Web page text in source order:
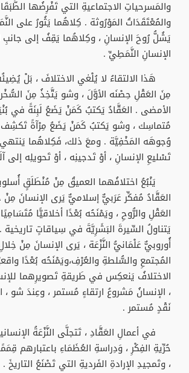
والمَسرحياتِ الاجتماعيةِ التي تَفْرِضُها
والمُعْتَقَدَاتُ المَوْرُوثة . كِلاهُما يَثُورُ على
يَشُلُّ رُوحَ الإنسانِ ، وكِلاهُما يَقِفُ إلى جانبِ
الإنسانِ النَّمَطِيِّ .
هَذا الالتقاءُ لا يُلْغي الاختلافَ ، بَلْ
مِنَ العَقْلِ حِصْنَه الأوَّلَ ، وشو يَتَّخِذُ مِنَ
الأمضى . العَقَّادُ يَكتبُ كَمَنْ يَضَعُ لَبِنَةً في
مُتماسِك ، وشو يَكتبُ كَمَنْ يَضَعُ مِرْآةً تَكشِف
وُجوهَه المَخْفِيَّة . ومعَ ذلك، فَكِلاهُما
تَسْليعِ الإنسانِ ، أوْ تَدجينِه ، أوْ تَحويلِه إلى
يَنْبُعُ اختلافُهما العميقُ مِنْ مُنْطَلَقٍ
العَقَّادُ مُفكِّر عَرَبيٌّ إسلاميٌّ يَرى الإنسانَ
العَقْلِ والرُّوحِ ، ويَمْنَحُه بُعْدًا أخلاقيًّا
يَتناولُ السِّيرةَ البَشَرِيَّةَ في سِياقاتٍ
أُوروبيٌّ عَلْمَانيُّ النَّزْعَة ، يَرى الإنسانَ مِنْ
المُجتمعِ والسُّلطةِ والعُرْفِ،ويَمْنَحُه بُعْدًا
الاختلافُ يَنعكِس في طَريقةِ تَصويرِهما
، الإنسانُ مَشروعُ ارتقاءٍ مُستمر ، وعِندَ شو ،
نَقْدٍ مُستمر .
في أعمالِ العَقَّادِ ، تَتجلَّى النَّزْعَةُ
حُرِّيةِ الفِكْرِ ، وَدِراسةِ العُظَمَاءِ باعتبارهم
، وتَمجيدِ الإرادةِ الفَرديةِ التي تَصْنَعُ التاريخَ .